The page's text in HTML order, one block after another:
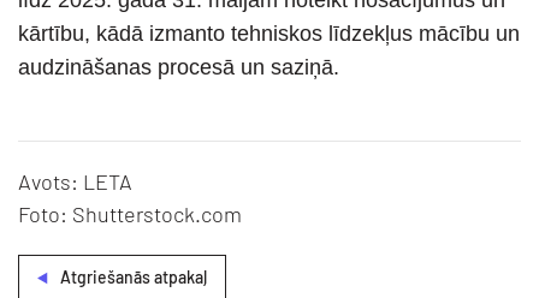
kārtību, kādā izmanto tehniskos līdzekļus mācību un
audzināšanas procesā un saziņā.
Avots: LETA
Foto: Shutterstock.com
Atgriešanās atpakaļ